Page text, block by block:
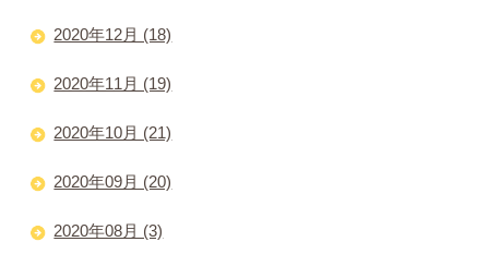
2020年12月 (18)
2020年11月 (19)
2020年10月 (21)
2020年09月 (20)
2020年08月 (3)